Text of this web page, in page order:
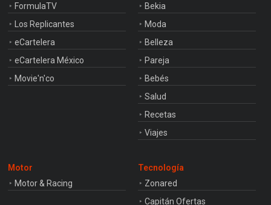
FormulaTV
Los Replicantes
eCartelera
eCartelera México
Movie'n'co
Bekia
Moda
Belleza
Pareja
Bebés
Salud
Recetas
Viajes
Motor
Motor & Racing
Tecnología
Zonared
Capitán Ofertas